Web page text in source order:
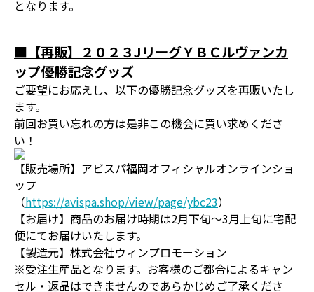
となります。
■【再販】２０２３JリーグＹＢＣルヴァンカ
ップ優勝記念グッズ
ご要望にお応えし、以下の優勝記念グッズを再販いたし
ます。
前回お買い忘れの方は是非この機会に買い求めくださ
い！
【販売場所】アビスパ福岡オフィシャルオンラインショ
ップ
（https://avispa.shop/view/page/ybc23）
【お届け】商品のお届け時期は2月下旬～3月上旬に宅配
便にてお届けいたします。
【製造元】株式会社ウィンプロモーション
※受注生産品となります。お客様のご都合によるキャン
セル・返品はできませんのであらかじめご了承くださ